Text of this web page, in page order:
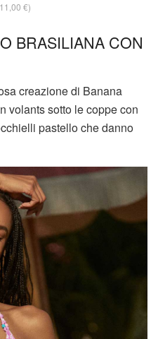
€)
BRASILIANA CON
creazione di Banana
volants sotto le coppe con
pastello che danno